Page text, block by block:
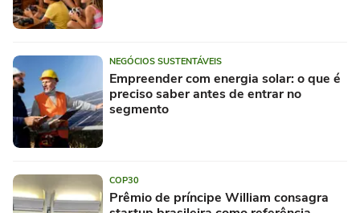
NEGÓCIOS SUSTENTÁVEIS
Empreender com energia solar: o que é
preciso saber antes de entrar no
segmento
COP30
Prêmio de príncipe William consagra